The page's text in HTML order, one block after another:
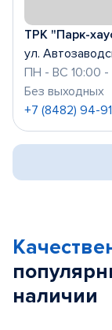
ТРК "Парк-
ул.
ПН - ВС 10:00 -
Без выходных
+7 (8482) 94-
наличии